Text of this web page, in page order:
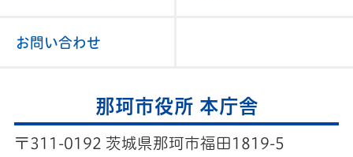
お問い合わせ
那珂市役所 本庁舎
〒311-0192 茨城県那珂市福田1819-5